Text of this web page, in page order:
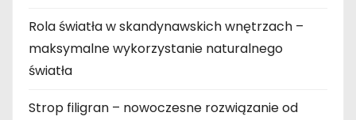
Rola światła w skandynawskich wnętrzach –
maksymalne wykorzystanie naturalnego
światła
Strop filigran – nowoczesne rozwiązanie od